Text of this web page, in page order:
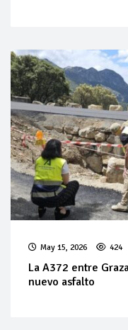
May 15, 2026 424
La A372 entre
nuevo asfalto